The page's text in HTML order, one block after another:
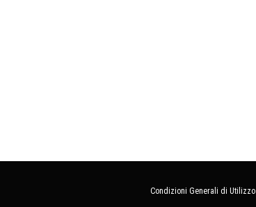
Condizioni Generali di Utilizzo